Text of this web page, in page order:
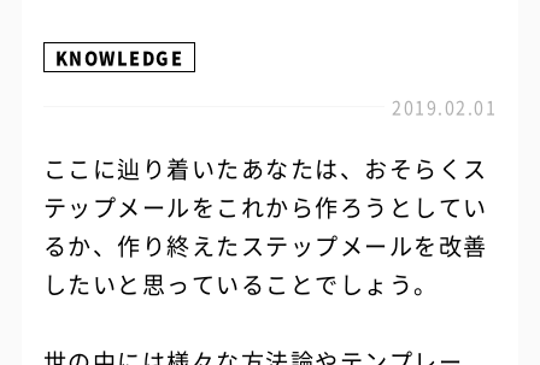
KNOWLEDGE
2019.02.01
ここに辿り着いたあなたは、おそらくス
テップメールをこれから作ろうとしてい
るか、作り終えたステップメールを改善
したいと思っていることでしょう。